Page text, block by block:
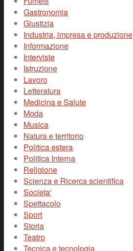
Gastronomia
Giustizia
Industria, impresa e produzione
Informazione
Interviste
Istruzione
Lavoro
Letteratura
Medicina e Salute
Moda
Musica
Natura e territorio
Politica estera
Politica Interna
Religione
Scienza e Ricerca scientifica
Societa'
Spettacolo
Sport
Storia
Teatro
Tecnica e tecnologia